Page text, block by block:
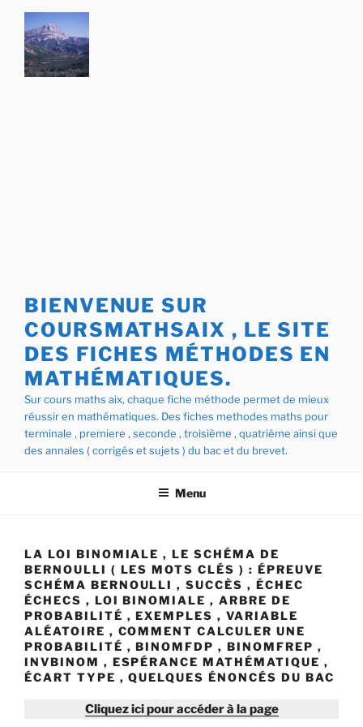
Aller
contenu
principal
BIENVENUE SUR
COURSMATHSAIX , LE SITE
DES FICHES MÉTHODES EN
MATHÉMATIQUES.
Sur cours maths aix, chaque fiche méthode permet de mieux
réussir en mathématiques. Des fiches methodes maths pour
terminale , premiere , seconde , troisième , quatrième ainsi que
des annales ( corrigés et sujets ) du bac et du brevet.
Menu
LA LOI BINOMIALE , LE SCHÉMA DE
BERNOULLI ( LES MOTS CLÉS ) : ÉPREUVE
SCHÉMA BERNOULLI , SUCCÈS , ÉCHEC
ÉCHECS , LOI BINOMIALE , ARBRE DE
PROBABILITÉ , EXEMPLES , VARIABLE
ALÉATOIRE , COMMENT CALCULER UNE
PROBABILITÉ , BINOMFDP , BINOMFREP ,
INVBINOM , ESPÉRANCE MATHÉMATIQUE ,
ÉCART TYPE , QUELQUES ÉNONCÉS DU BAC
Cliquez ici pour accéder à la page